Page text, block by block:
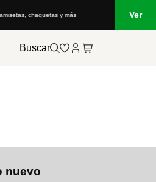
chaquetas y más Ver
Buscar
nuevo